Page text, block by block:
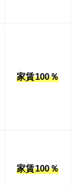
家賃100％
家賃100％